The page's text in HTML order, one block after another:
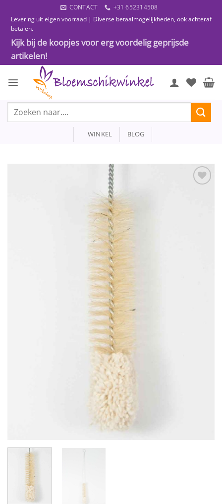
naar
inhoud
CONTACT
+31 652314508
Levering uit eigen voorraad | Diverse betaalmogelijkheden, ook achteraf
betalen.
Kijk bij de koopjes voor erg voordelig geprijsde
artikelen!
Zoeken
WINKEL BLOG